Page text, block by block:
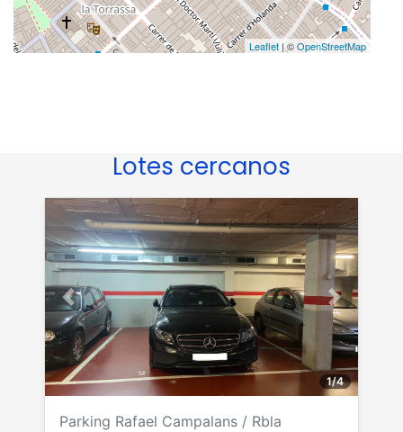
Leaflet| ©OpenStreetMap
Lotes cercanos
Anterior Siguiente
1/4
Parking Rafael Campalans / Rbla